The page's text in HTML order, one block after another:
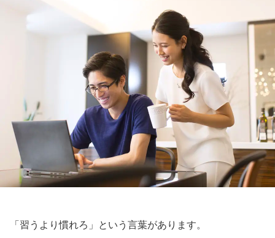
「習うより慣れろ」という言葉があります。